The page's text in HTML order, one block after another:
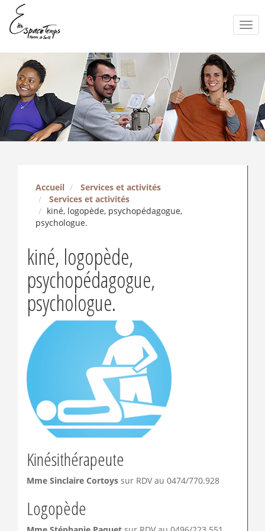
Accueil
Services et activités
Services et activités
kiné, logopède, psychopédagogue,
psychologue.
kiné, logopède,
psychopédagogue,
psychologue.
Kinésithérapeute
Mme Sinclaire Cortoys sur RDV au 0474/770.928
Logopède